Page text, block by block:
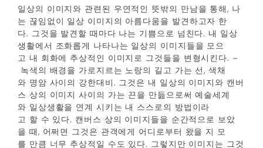
일상의 이미지와 관련된 우연적인 뜻밖의 만남을 통해, 나
는 끊임없이 일상 이미지의 아름다움을 발견하고자 한
다. 그것을 발견할 때마다 나는 기쁨으로 넘친다. 내 일상
생활에서 조화롭게 나타나는 일상의 이미지들을 모으
고 내 회화에 추상적인 이미지로 그것들을 변형시킨다. –
녹색의 배경을 가로지르는 노랑의 길고 가는 선, 색채
와 명암 사이의 강한대비. 그것은 내 일상의 이미지와 캔버
스 상의 이미지 사이의 가는 끈을 만듦으로써 예술세계
와 일상생활을 연계 시키는 내 스스로의 방법이라
고 할 수 있다. 캔버스 상의 이미지들을 순간적으로 보았
을 때, 어쩌면 그것은 관객에게 어디로부터 왔을 지 모
를 만큼 너무 추상적일 수도 있다. 그렇지만 이미지는 그것